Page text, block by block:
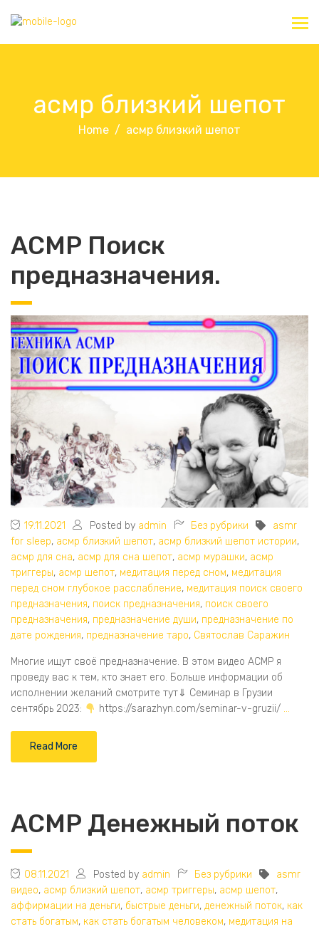
асмр близкий шепот
Home асмр близкий шепот
АСМР Поиск
предназначения.
19.11.2021 Posted by admin Без рубрики
asmr
for sleep, асмр близкий шепот, асмр близкий шепот истории,
асмр для сна, асмр для сна шепот, асмр мурашки, асмр
триггеры, асмр шепот, медитация перед сном, медитация
перед сном глубокое расслабление, медитация поиск своего
предназначения, поиск предназначения, поиск своего
предназначения, предназначение души, предназначение по
дате рождения, предназначение таро, Святослав Саражин
Многие ищут своё предназначение. В этом видео АСМР я
проведу вас к тем, кто знает его. Больше информации об
исполнении желаний смотрите тут⇓ Семинар в Грузии
сентябрь 2023:
https://sarazhyn.com/seminar-v-gruzii/ …
Read More
АСМР Денежный поток
08.11.2021 Posted by admin Без рубрики
asmr
видео, асмр близкий шепот, асмр триггеры, асмр шепот,
аффирмации на деньги, быстрые деньги, денежный поток, как
стать богатым, как стать богатым человеком, медитация на